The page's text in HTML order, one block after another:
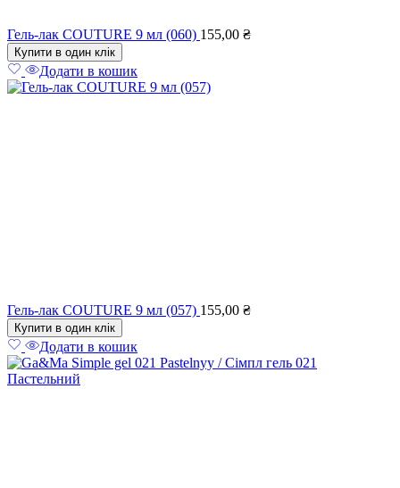
Гель-лак COUTURE 9 мл (060) 155,00 ₴
Купити в один клік
Додати в кошик
Гель-лак COUTURE 9 мл (057) 155,00 ₴
Купити в один клік
Додати в кошик